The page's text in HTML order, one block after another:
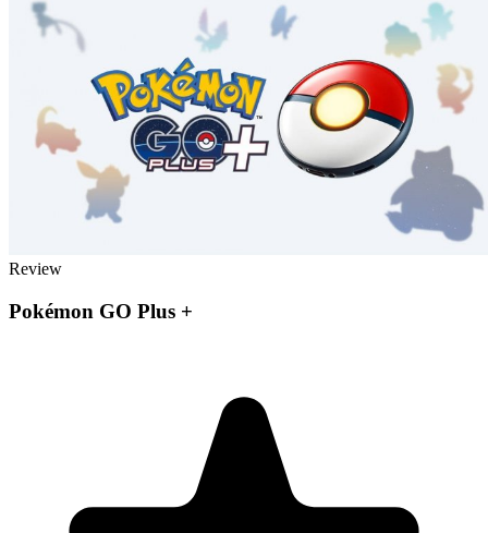
Review
Pokémon GO Plus +